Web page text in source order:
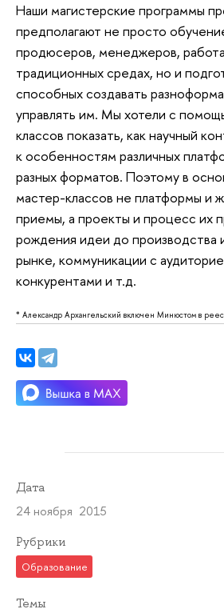
Наши магистерские программы
предполагают не просто
продюсеров, менеджеров,
традиционных средах, но и
способных создавать
управлять им. Мы хотели с
классов показать, как научный
к особенностям различных
разных форматов. Поэтому в
мастер-классов не платформы и
приемы, а проекты и процесс их
рождения идеи до производства
рынке, коммуникации с
конкурентами и т.д.
* Александр Архангельский включен Минюстом в
Дата
24 ноября 2015
Рубрики
Образование
Темы